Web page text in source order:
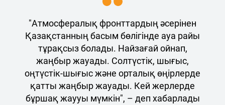
"Атмосфералық фронттардың әсерінен
Қазақстанның басым бөлігінде ауа райы
тұрақсыз болады. Найзағай ойнап,
жаңбыр жауады. Солтүстік, шығыс,
оңтүстік-шығыс және орталық өңірлерде
қатты жаңбыр жауады. Кей жерлерде
бұршақ жаууы мүмкін", – деп хабарлады